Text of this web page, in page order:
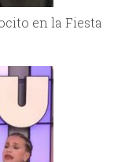
en la Fiesta